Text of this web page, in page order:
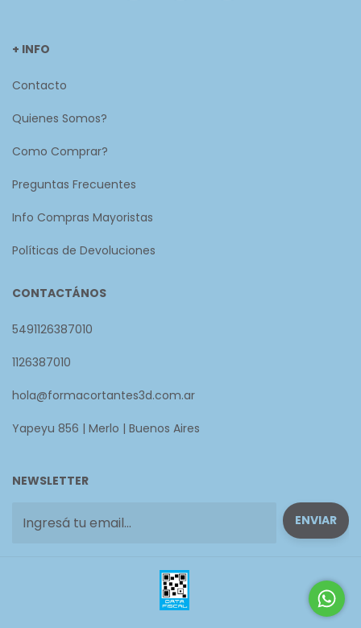
+ INFO
Contacto
Quienes Somos?
Como Comprar?
Preguntas Frecuentes
Info Compras Mayoristas
Políticas de Devoluciones
CONTACTÁNOS
5491126387010
1126387010
hola@formacortantes3d.com.ar
Yapeyu 856 | Merlo | Buenos Aires
NEWSLETTER